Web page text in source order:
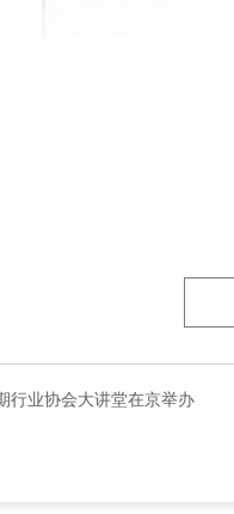
行业协会大讲堂在京举办